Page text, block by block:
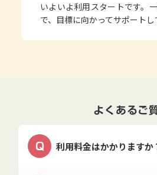
いよいよ利用スタートです。
で、目標に向かってサポートし
よくあるご
Q
利用料金はかかりますか